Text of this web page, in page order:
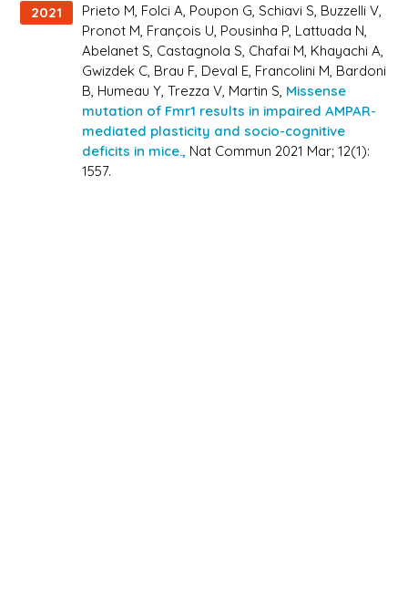
2021
Prieto M, Folci A, Poupon G, Schiavi S, Buzzelli V,
Pronot M, François U, Pousinha P, Lattuada N,
Abelanet S, Castagnola S, Chafai M, Khayachi A,
Gwizdek C, Brau F, Deval E, Francolini M, Bardoni
B, Humeau Y, Trezza V, Martin S, Missense
mutation of Fmr1 results in impaired AMPAR-
mediated plasticity and socio-cognitive
deficits in mice., Nat Commun 2021 Mar; 12(1):
1557.